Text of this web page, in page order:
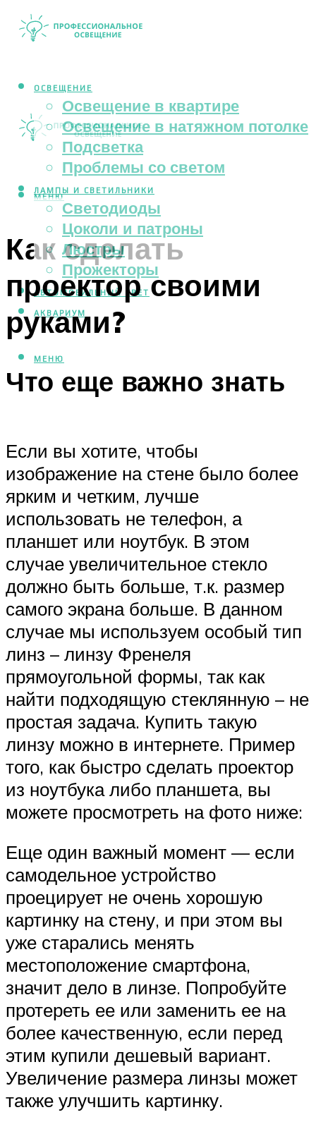
ОСВЕЩЕНИЕ
Освещение в квартире
Освещение в натяжном потолке
Подсветка
Проблемы со светом
ЛАМПЫ И СВЕТИЛЬНИКИ
Светодиоды
Цоколи и патроны
Люстры
Прожекторы
АВТОМОБИЛЬНЫЙ СВЕТ
АКВАРИУМ
МЕНЮ
МЕНЮ
Как сделать
проектор своими
руками?
Что еще важно знать
Если вы хотите, чтобы
изображение на стене было более
ярким и четким, лучше
использовать не телефон, а
планшет или ноутбук. В этом
случае увеличительное стекло
должно быть больше, т.к. размер
самого экрана больше. В данном
случае мы используем особый тип
линз – линзу Френеля
прямоугольной формы, так как
найти подходящую стеклянную – не
простая задача. Купить такую
линзу можно в интернете. Пример
того, как быстро сделать проектор
из ноутбука либо планшета, вы
можете просмотреть на фото ниже:
Еще один важный момент — если
самодельное устройство
проецирует не очень хорошую
картинку на стену, и при этом вы
уже старались менять
местоположение смартфона,
значит дело в линзе. Попробуйте
протереть ее или заменить ее на
более качественную, если перед
этим купили дешевый вариант.
Увеличение размера линзы может
также улучшить картинку.